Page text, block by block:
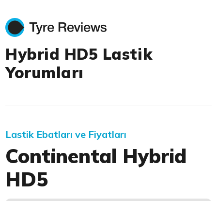
Hybrid HD5 Lastik
Yorumları
Lastik Ebatları ve Fiyatları
Continental Hybrid
HD5